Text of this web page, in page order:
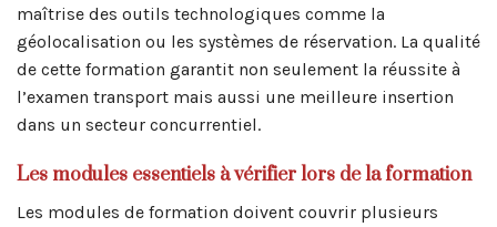
maîtrise des outils technologiques comme la
géolocalisation ou les systèmes de réservation. La qualité
de cette formation garantit non seulement la réussite à
l’examen transport mais aussi une meilleure insertion
dans un secteur concurrentiel.
Les modules essentiels à vérifier lors de la formation
Les modules de formation doivent couvrir plusieurs